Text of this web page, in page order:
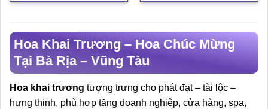
Hoa Khai Trương – Hoa Chúc Mừng
Tại Bà Rịa – Vũng Tàu
Hoa khai trương tượng trưng cho phát đạt – tài lộc –
hưng thịnh, phù hợp tặng doanh nghiệp, cửa hàng, spa,